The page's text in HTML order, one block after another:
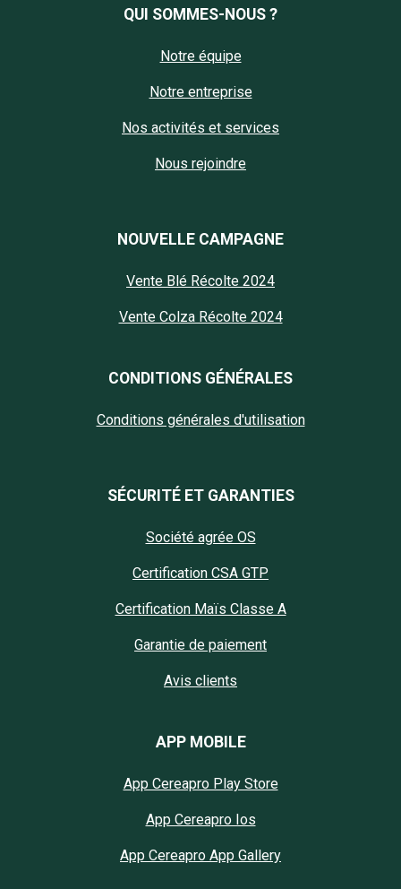
QUI SOMMES-NOUS ?
Notre équipe
Notre entreprise
Nos activités et services
Nous rejoindre
NOUVELLE CAMPAGNE
Vente Blé Récolte 2024
Vente Colza Récolte 2024
CONDITIONS GÉNÉRALES
Conditions générales d'utilisation
SÉCURITÉ ET GARANTIES
Société agrée OS
Certification CSA GTP
Certification Maïs Classe A
Garantie de paiement
Avis clients
APP MOBILE
App Cereapro Play Store
App Cereapro Ios
App Cereapro App Gallery